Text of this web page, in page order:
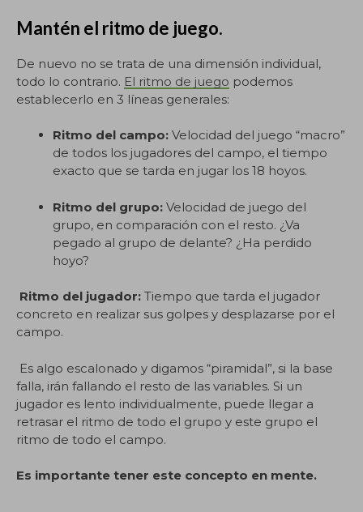
Mantén el ritmo de juego.
De nuevo no se trata de una dimensión individual,
todo lo contrario. El ritmo de juego podemos
establecerlo en 3 líneas generales:
Ritmo del campo: Velocidad del juego “macro”
de todos los jugadores del campo, el tiempo
exacto que se tarda en jugar los 18 hoyos.
Ritmo del grupo: Velocidad de juego del
grupo, en comparación con el resto. ¿Va
pegado al grupo de delante? ¿Ha perdido
hoyo?
Ritmo del jugador: Tiempo que tarda el jugador
concreto en realizar sus golpes y desplazarse por el
campo.
Es algo escalonado y digamos “piramidal”, si la base
falla, irán fallando el resto de las variables. Si un
jugador es lento individualmente, puede llegar a
retrasar el ritmo de todo el grupo y este grupo el
ritmo de todo el campo.
Es importante tener este concepto en mente.